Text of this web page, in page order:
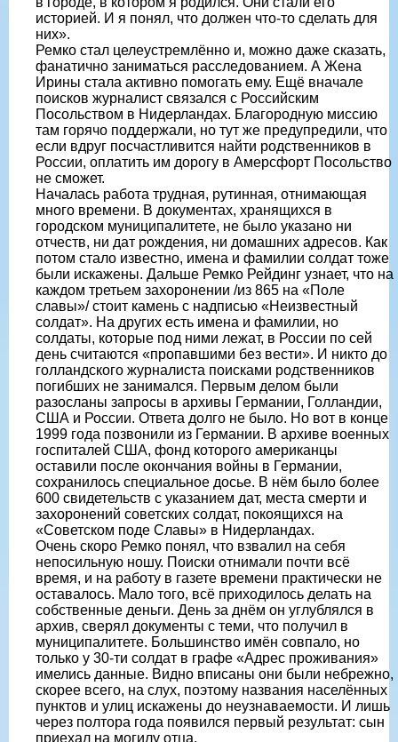
историей. И я понял, что должен что-то сделать для
них».
Ремко стал целеустремлённо и, можно даже сказать,
фанатично заниматься расследованием. А Жена
Ирины стала активно помогать ему. Ещё вначале
поисков журналист связался с Российским
Посольством в Нидерландах. Благородную миссию
там горячо поддержали, но тут же предупредили, что
если вдруг посчастливится найти родственников в
России, оплатить им дорогу в Амерсфорт Посольство
не сможет.
Началась работа трудная, рутинная, отнимающая
много времени. В документах, хранящихся в
городском муниципалитете, не было указано ни
отчеств, ни дат рождения, ни домашних адресов. Как
потом стало известно, имена и фамилии солдат тоже
были искажены. Дальше Ремко Рейдинг узнает, что на
каждом третьем захоронении /из 865 на «Поле
славы»/ стоит камень с надписью «Неизвестный
солдат». На других есть имена и фамилии, но
солдаты, которые под ними лежат, в России по сей
день считаются «пропавшими без вести». И никто до
голландского журналиста поисками родственников
погибших не занимался. Первым делом были
разосланы запросы в архивы Германии, Голландии,
США и России. Ответа долго не было. Но вот в конце
1999 года позвонили из Германии. В архиве военных
госпиталей США, фонд которого американцы
оставили после окончания войны в Германии,
сохранилось специальное досье. В нём было более
600 свидетельств с указанием дат, места смерти и
захоронений советских солдат, покоящихся на
«Советском поде Славы» в Нидерландах.
Очень скоро Ремко понял, что взвалил на себя
непосильную ношу. Поиски отнимали почти всё
время, и на работу в газете времени практически не
оставалось. Мало того, всё приходилось делать на
собственные деньги. День за днём он углублялся в
архив, сверял документы с теми, что получил в
муниципалитете. Большинство имён совпало, но
только у 30-ти солдат в графе «Адрес проживания»
имелись данные. Видно вписаны они были небрежно,
скорее всего, на слух, поэтому названия населённых
пунктов и улиц искажены до неузнаваемости. И лишь
через полтора года появился первый результат: сын
приехал на могилу отца.